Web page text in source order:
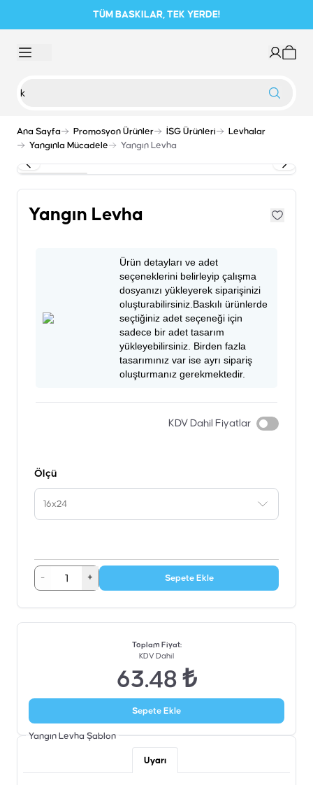
TÜM BASKILAR, TEK YERDE!
Ana Sayfa Promosyon Ürünler İSG Ürünleri
Levhalar
Yangınla Mücadele
Yangın Levha
Yangın Levha
Ürün detayları ve adet
seçeneklerini belirleyip çalışma
dosyanızı yükleyerek siparişinizi
oluşturabilirsiniz.Baskılı ürünlerde
seçtiğiniz adet seçeneği için
sadece bir adet tasarım
yükleyebilirsiniz. Birden fazla
tasarımınız var ise ayrı sipariş
oluşturmanız gerekmektedir.
KDV Dahil Fiyatlar
Ölçü
16x24
- + Sepete Ekle
Toplam Fiyat:
KDV Dahil
63.48 ₺
Sepete Ekle
Yangın Levha Şablon
Uyarı